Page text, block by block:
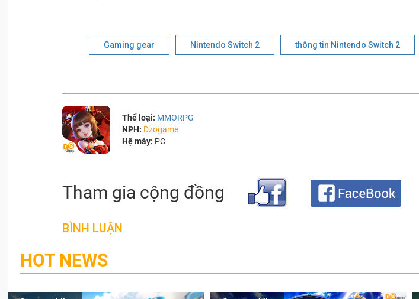
Gaming gear Nintendo Switch 2 thông tin Nintendo Switch 2
Thể loại: MMORPG
NPH: Dzogame
Hệ máy: PC
Tham gia cộng đồng
BÌNH LUẬN
HOT NEWS